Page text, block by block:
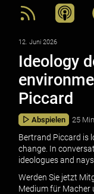
12. Juni 2026
Ideology
Piccard
Abspielen 25 Min.
Bertrand Piccard is
change. In
ideologues and
Werden Sie jetzt
Medium für Macher